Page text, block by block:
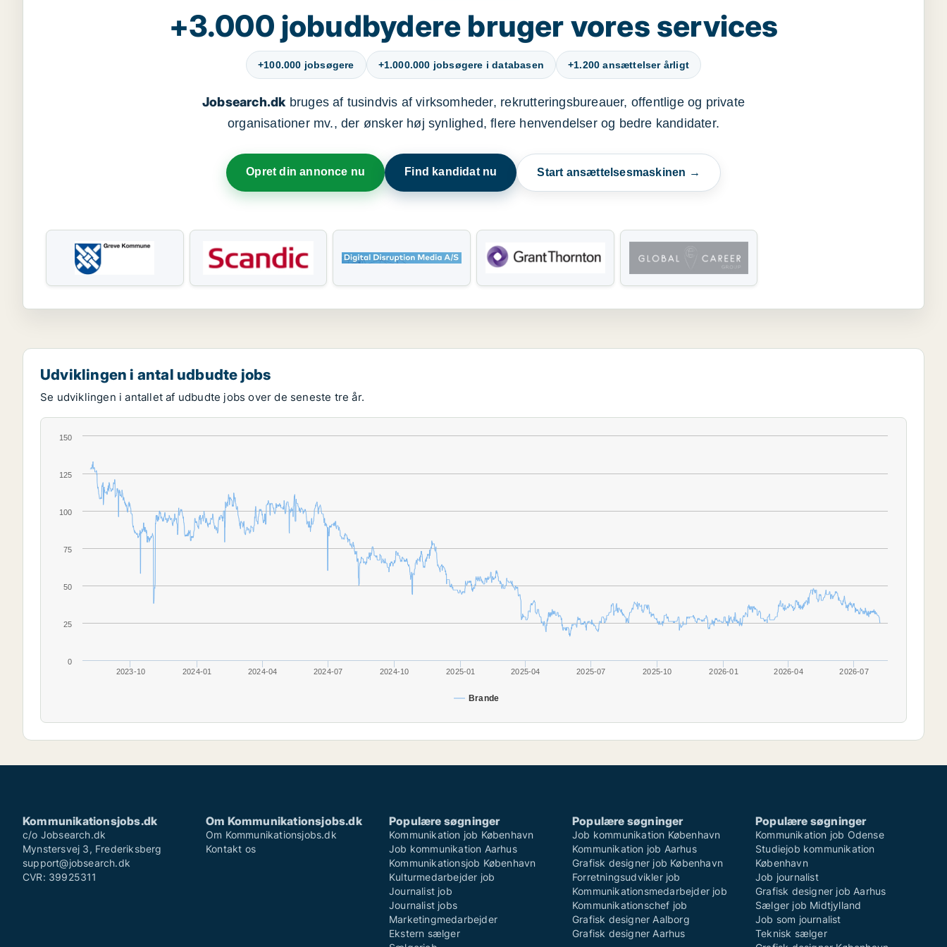
+3.000 jobudbydere bruger vores services
+100.000 jobsøgere +1.000.000 jobsøgere i databasen +1.200 ansættelser årligt
Jobsearch.dkbruges af tusindvis af virksomheder, rekrutteringsbureauer, offentlige og private
organisationer mv., der ønsker høj synlighed, flere henvendelser og bedre kandidater.
Opret din annonce nu Find kandidat nu Start ansættelsesmaskinen →
Udviklingen i antal udbudte jobs
Se udviklingen i antallet af udbudte jobs over de seneste tre år.
Brande
2023-10 2024-01 2024-04 2024-07 2024-10 2025-01 2025-04 2025-07 2025-10 2026-01 2026-04 2026-07
0
25
50
75
100
125
150
Kommunikationsjobs.dk
c/o Jobsearch.dk
Mynstersvej 3, Frederiksberg
support@jobsearch.dk
CVR: 39925311
Om Kommunikationsjobs.dk
Om Kommunikationsjobs.dk
Kontakt os
Populære søgninger
Kommunikation job København
Job kommunikation Aarhus
Kommunikationsjob København
Kulturmedarbejder job
Journalist job
Journalist jobs
Marketingmedarbejder
Ekstern sælger
Populære søgninger
Job kommunikation København
Kommunikation job Aarhus
Grafisk designer job København
Forretningsudvikler job
Kommunikationsmedarbejder job
Kommunikationschef job
Grafisk designer Aalborg
Grafisk designer Aarhus
Populære søgninger
Kommunikation job Odense
Studiejob kommunikation
København
Job journalist
Grafisk designer job Aarhus
Sælger job Midtjylland
Job som journalist
Teknisk sælger